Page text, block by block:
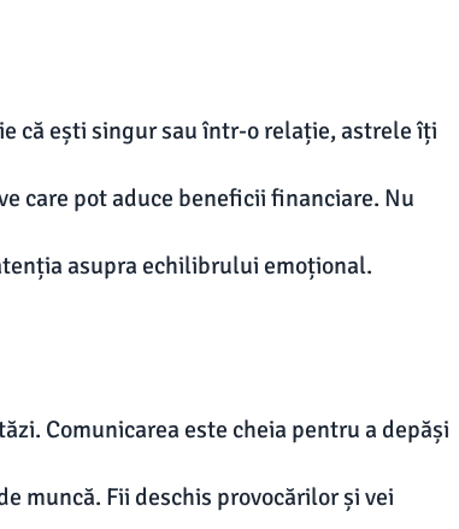
că ești singur sau într-o relație, astrele îți
care pot aduce beneficii financiare. Nu
asupra echilibrului emoțional.
Comunicarea este cheia pentru a depăși
muncă. Fii deschis provocărilor și vei